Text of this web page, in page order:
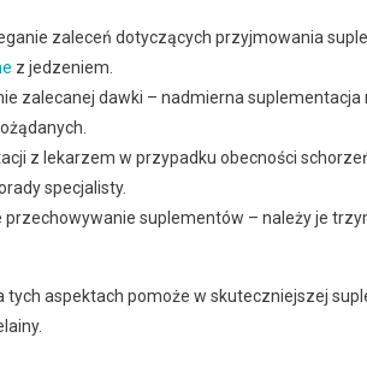
zaleceń dotyczących przyjmowania
z jedzeniem.
zalecanej dawki – nadmierna
z lekarzem w przypadku obecności
specjalisty.
przechowywanie suplementów – należy je
tych aspektach pomoże w skuteczniejszej